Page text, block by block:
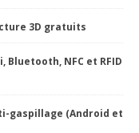
3D gratuits
NFC et RFID
gaspillage (Android et